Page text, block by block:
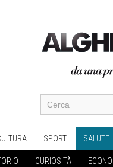
SPORT SALUTE
CURIOSITÀ